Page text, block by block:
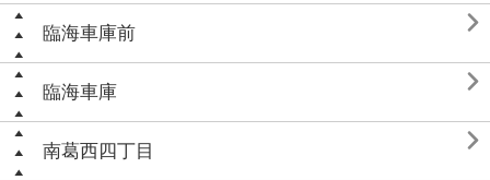
臨海車庫前 
臨海車庫 
南葛西四丁目 